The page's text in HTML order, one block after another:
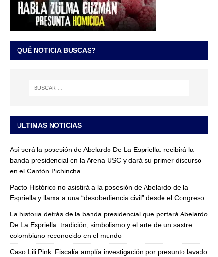
QUÉ NOTICIA BUSCAS?
ULTIMAS NOTICIAS
Así será la posesión de Abelardo De La Espriella: recibirá la
banda presidencial en la Arena USC y dará su primer discurso
en el Cantón Pichincha
Pacto Histórico no asistirá a la posesión de Abelardo de la
Espriella y llama a una “desobediencia civil” desde el Congreso
La historia detrás de la banda presidencial que portará Abelardo
De La Espriella: tradición, simbolismo y el arte de un sastre
colombiano reconocido en el mundo
Caso Lili Pink: Fiscalía amplía investigación por presunto lavado